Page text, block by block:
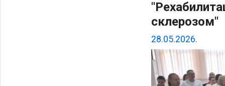
склерозом"
28.05.2026.